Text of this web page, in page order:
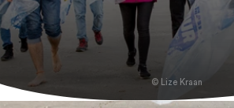
Lize Kraan
Jaguar
Leeuw
Ga op expeditie